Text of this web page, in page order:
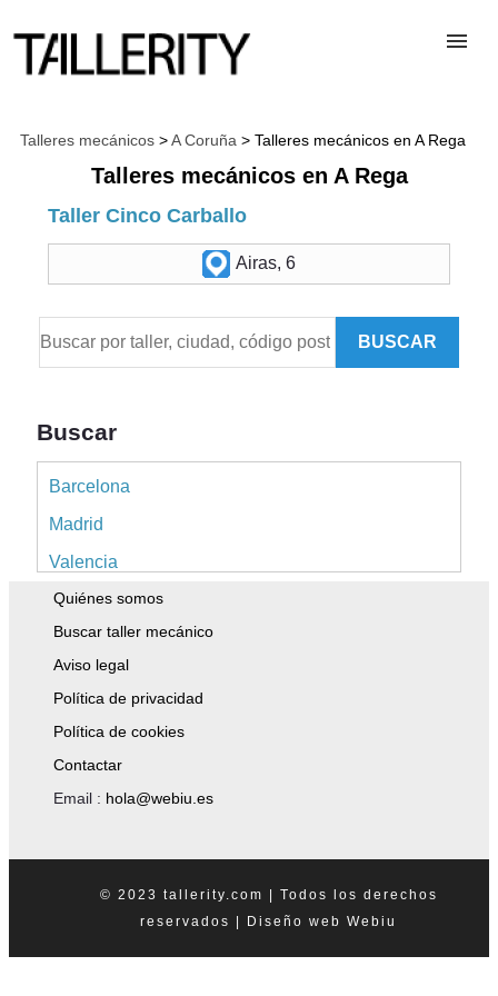
TALLERES
DESGUACES
PARA PROFESIONALES
BLOG
CONTACTAR
Talleres mecánicos >A Coruña > Talleres mecánicos en A Rega
Talleres mecánicos en A Rega
Taller Cinco Carballo
Airas, 6
BUSCAR
Buscar
Barcelona
Madrid
Valencia
Alicante
Sevilla
Málaga
Islas Baleares
Tenerife
Asturias
Quiénes somos
Buscar taller mecánico
Aviso legal
Política de privacidad
Política de cookies
Contactar
Email : hola@webiu.es
© 2023 tallerity.com | Todos los derechos
reservados |
Diseño web Webiu